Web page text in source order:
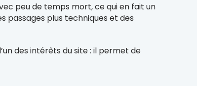
peu de temps mort, ce qui en fait un
passages plus techniques et des
des intérêts du site : il permet de